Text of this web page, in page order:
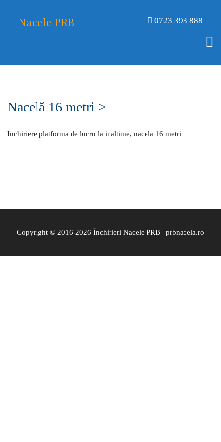
Nacele PRB 0723 393 888
Nacelă 16 metri >
Inchiriere platforma de lucru la inaltime, nacela 16 metri
Copyright © 2016-2026 Închirieri Nacele PRB | prbnacela.ro